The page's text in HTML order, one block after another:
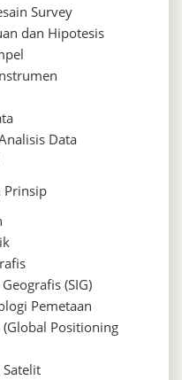
Survey
dan Hipotesis
Data
Prinsip
(SIG)
Pemetaan
(Global Positioning
Satelit